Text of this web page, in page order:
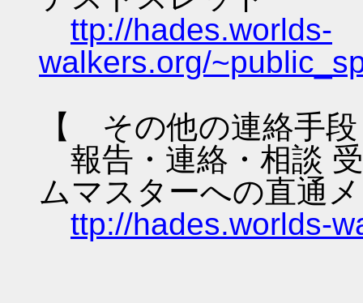
ttp://hades.worlds-
walkers.org/
【 その他の連絡手
報告・連絡・相談
ムマスターへの直通
ttp://hades.worlds-